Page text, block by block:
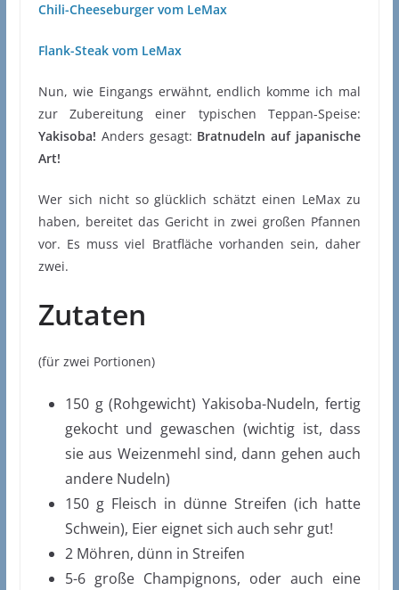
Chili-Cheeseburger vom LeMax
Flank-Steak vom LeMax
Nun, wie Eingangs erwähnt, endlich komme ich mal
zur Zubereitung einer typischen Teppan-Speise:
Yakisoba! Anders gesagt: Bratnudeln auf japanische
Art!
Wer sich nicht so glücklich schätzt einen LeMax zu
haben, bereitet das Gericht in zwei großen Pfannen
vor. Es muss viel Bratfläche vorhanden sein, daher
zwei.
Zutaten
(für zwei Portionen)
150 g (Rohgewicht) Yakisoba-Nudeln, fertig
gekocht und gewaschen (wichtig ist, dass
sie aus Weizenmehl sind, dann gehen auch
andere Nudeln)
150 g Fleisch in dünne Streifen (ich hatte
Schwein), Eier eignet sich auch sehr gut!
2 Möhren, dünn in Streifen
5-6 große Champignons, oder auch eine